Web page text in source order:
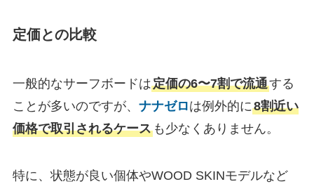
定価との比較
一般的なサーフボードは定価の6〜7割で流通する
ことが多いのですが、 ナナゼロは例外的に8割近い
価格で取引されるケースも少なくありません。
特に、状態が良い個体やWOOD SKINモデルなど